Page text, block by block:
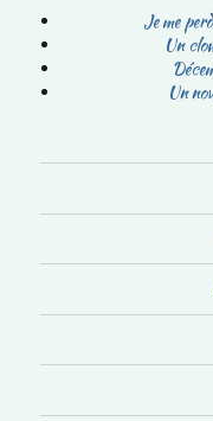
Je me
Un
Un